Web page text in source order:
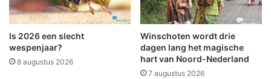
v
a
n
W
i
s
i
l
w
Is 2026 een slecht
wespenjaar?
8 augustus 2026
Winschoten wordt drie
dagen lang het magische
hart van Noord-Nederland
7 augustus 2026